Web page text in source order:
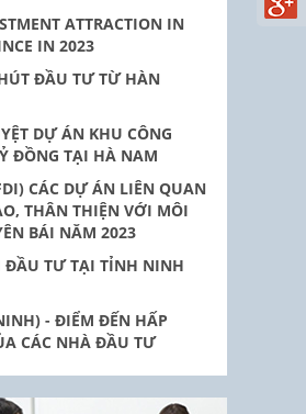
ATTRACTION IN
IN 2023
ĐẦU TƯ TỪ HÀN
DỰ ÁN KHU CÔNG
ĐỒNG TẠI HÀ NAM
CÁC DỰ ÁN LIÊN QUAN
THÂN THIỆN VỚI MÔI
BÁI NĂM 2023
ĐẦU TƯ TẠI TỈNH NINH
- ĐIỂM ĐẾN HẤP
CÁC NHÀ ĐẦU TƯ